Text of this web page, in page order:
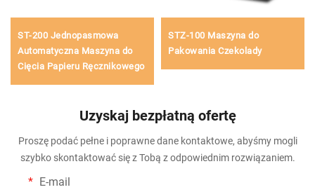
ST-200 Jednopasmowa
Automatyczna Maszyna do
Cięcia Papieru Ręcznikowego
STZ-100 Maszyna do
Pakowania Czekolady
Uzyskaj bezpłatną ofertę
Proszę podać pełne i poprawne dane kontaktowe, abyśmy mogli
szybko skontaktować się z Tobą z odpowiednim rozwiązaniem.
E-mail